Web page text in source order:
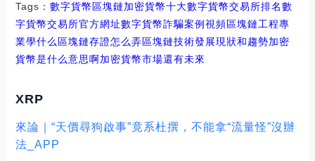
Tags： 數字貨幣 區塊鏈加密貨幣十大數字貨幣交易所排名數
字貨幣交易所官方網址數字貨幣詐騙案例視頻區塊鏈工程專
業學什么 區塊鏈存證怎么弄區塊鏈技術發展現狀和趨勢加密
貨幣是什么意思啊加密貨幣市場還有未來
XRP
來論｜“天價尋狗啟事”竟系杜撰，不能拿“流量怪”沒辦
法_APP